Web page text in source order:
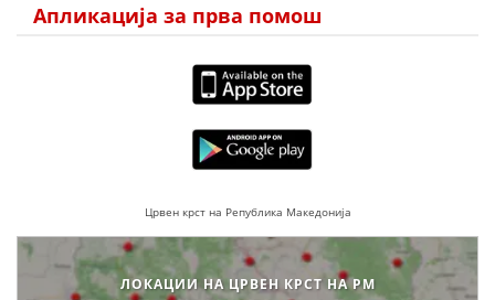
МЕНАЏМЕНТ НА ВОЛОНТЕРИ
Апликација за прва помош
Црвен крст на Република Македонија
ЛОКАЦИИ НА ЦРВЕН КРСТ НА РМ